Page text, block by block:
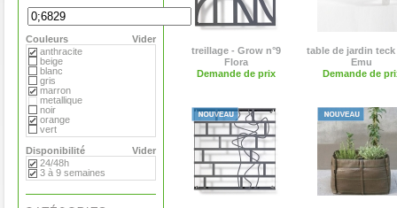
Fermob
Flora
Gandia Blasco
Magis
Paola Lenti
Roger Pradier
Royal VKB
Serralunga
Sywawa
Tribu
Versus
Virages
Vider
Couleurs
anthracite
beige
blanc
gris
marron
metallique
noir
orange
vert
Vider
Disponibilité
24/48h
3 à 9 semaines
treillage - Grow n°9
Flora
Demande de prix
table de jardin teck
Emu
Demande de